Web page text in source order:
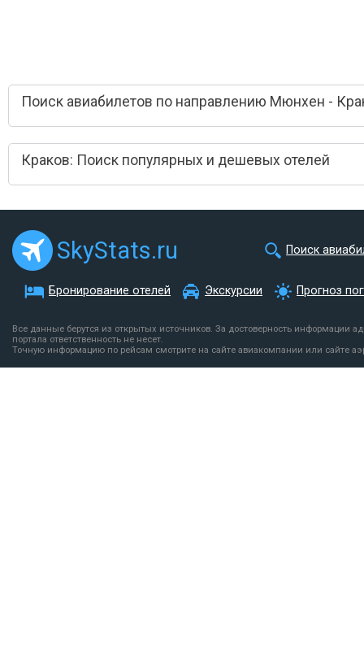
Поиск авиабилетов по направлению Мюнхен -
Краков: Поиск популярных и дешевых отелей
SkyStats.ru Поиск
Бронирование отелей Экскурсии Прогноз
Все данные берутся из открытых источников. За достоверность информации
портала ответственность не несет.
Точную информацию по рейсам смотрите на сайте авиакомпании или сайте